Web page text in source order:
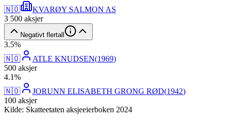
🇳🇴
KVARØY SALMON AS
3 500 aksjer
Negativt flertall
3.5%
🇳🇴
ATLE KNUDSEN(1969)
500 aksjer
4.1%
🇳🇴
JORUNN ELISABETH GRONG RØD(1942)
100 aksjer
Kilde: Skatteetaten aksjeeierboken 2024